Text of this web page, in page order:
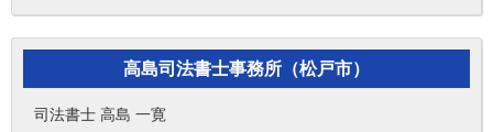
高島司法書士事務所（松戸市）
司法書士 高島 一寛